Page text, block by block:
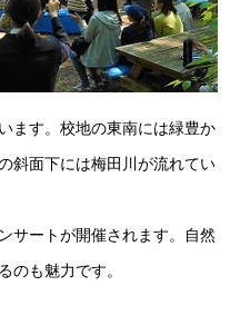
ます。校地の東南には緑豊か
斜面下には梅田川が流れてい
サートが開催されます。自然
も魅力です。